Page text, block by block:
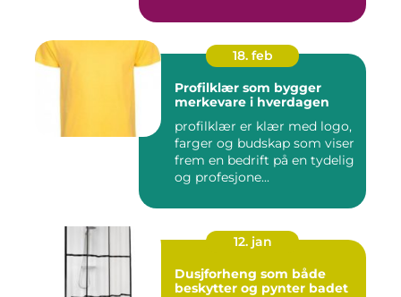
18. feb
Profilklær som bygger
merkevare i hverdagen
profilklær er klær med logo,
farger og budskap som viser
frem en bedrift på en tydelig
og profesjone...
12. jan
Dusjforheng som både
beskytter og pynter badet